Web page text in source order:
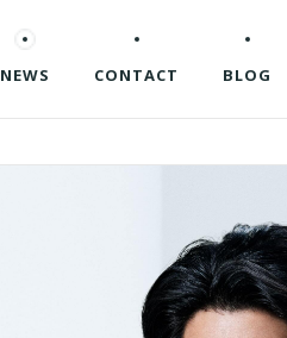
NEWS CONTACT BLOG